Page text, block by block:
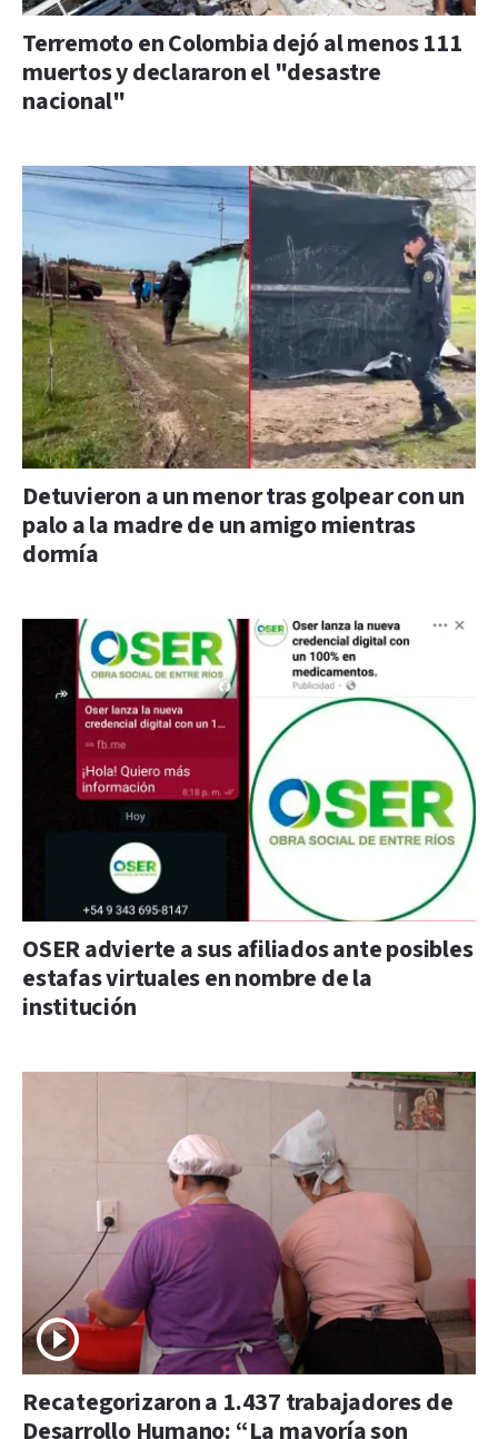
Terremoto en Colombia dejó al menos 111
muertos y declararon el "desastre
nacional"
Detuvieron a un menor tras golpear con un
palo a la madre de un amigo mientras
dormía
OSER advierte a sus afiliados ante posibles
estafas virtuales en nombre de la
institución
Recategorizaron a 1.437 trabajadores de
Desarrollo Humano: “La mayoría son